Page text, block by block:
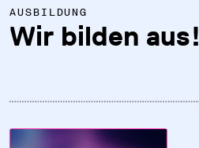
AUSBILDUNG
Wir bilden aus!